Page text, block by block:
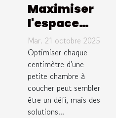
Maximiser
l'espace
dans une
petite
chambre à
coucher
Mar. 21 octobre 2025
Optimiser chaque
centimètre d'une
petite chambre à
coucher peut sembler
être un défi, mais des
solutions...